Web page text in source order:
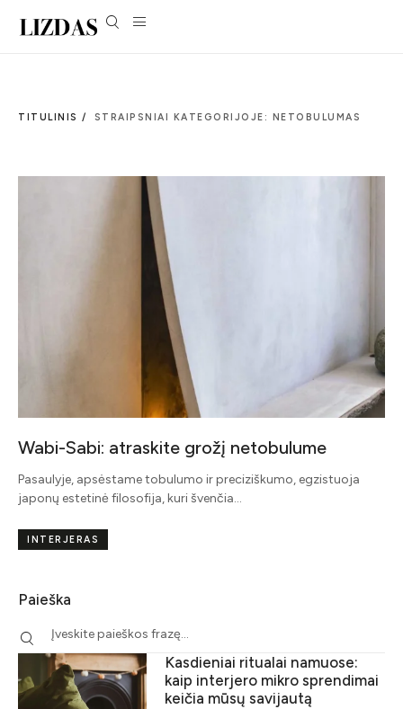
TITULINIS / STRAIPSNIAI KATEGORIJOJE: NETOBULUMAS
Wabi-Sabi: atraskite grožį netobulume
Pasaulyje, apsėstame tobulumo ir preciziškumo, egzistuoja
japonų estetinė filosofija, kuri švenčia…
INTERJERAS
Paieška
Kasdieniai ritualai namuose:
kaip interjero mikro sprendimai
keičia mūsų savijautą